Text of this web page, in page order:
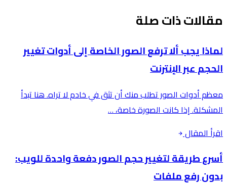
مقالات ذات صلة
لماذا يجب ألا ترفع الصور الخاصة إلى أدوات تغيير
الحجم عبر الإنترنت
معظم أدوات الصور تطلب منك أن تثق في خادم لا تراه. هنا تبدأ
المشكلة. إذا كانت الصورة خاصة، …
اقرأ المقال
أسرع طريقة لتغيير حجم الصور دفعة واحدة للويب:
بدون رفع ملفات